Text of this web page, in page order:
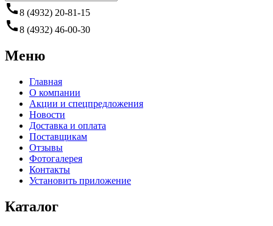
call8 (4932) 20-81-15
call8 (4932) 46-00-30
Меню
Главная
О компании
Акции и спецпредложения
Новости
Доставка и оплата
Поставщикам
Отзывы
Фотогалерея
Контакты
Установить приложение
Каталог